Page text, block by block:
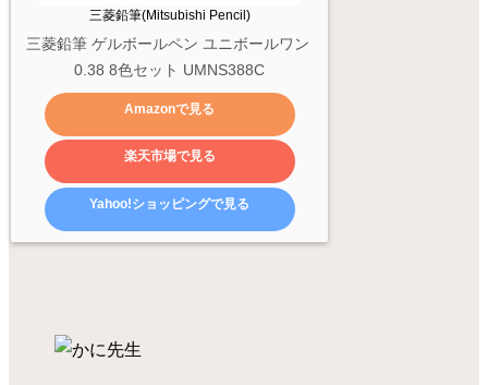
三菱鉛筆(Mitsubishi Pencil)
三菱鉛筆 ゲルボールペン ユニボールワン
0.38 8色セット UMNS388C
Amazonで見る
楽天市場で見る
Yahoo!ショッピングで見る